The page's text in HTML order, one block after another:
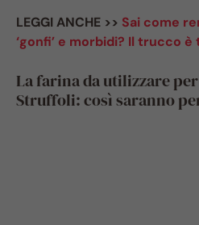
LEGGI ANCHE >> Sai come
‘gonfi’ e morbidi? Il trucco
La farina da utilizzare
Struffoli: così saranno